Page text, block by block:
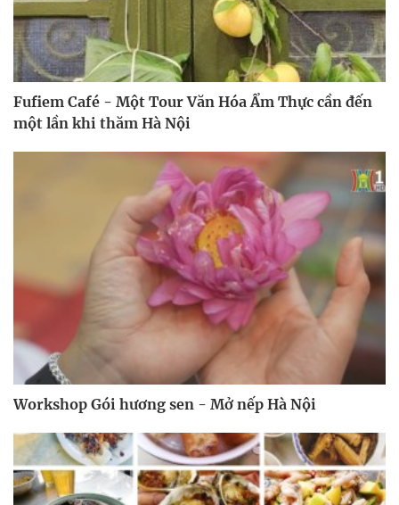
Fufiem Café - Một Tour Văn Hóa Ẩm Thực cần đến
một lần khi thăm Hà Nội
Workshop Gói hương sen - Mở nếp Hà Nội